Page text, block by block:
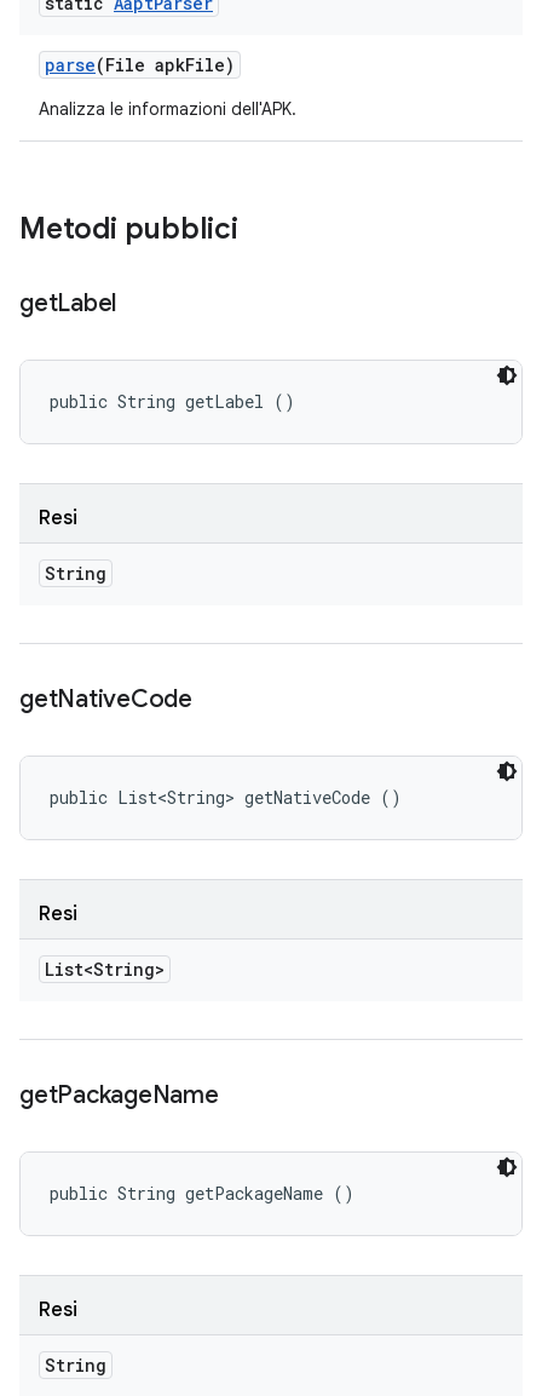
parse(File apkFile)
Analizza le informazioni dell'APK.
Metodi pubblici
getLabel
public String getLabel ()
Resi
String
getNativeCode
public List<String> getNativeCode ()
Resi
List<String>
getPackageName
public String getPackageName ()
Resi
String